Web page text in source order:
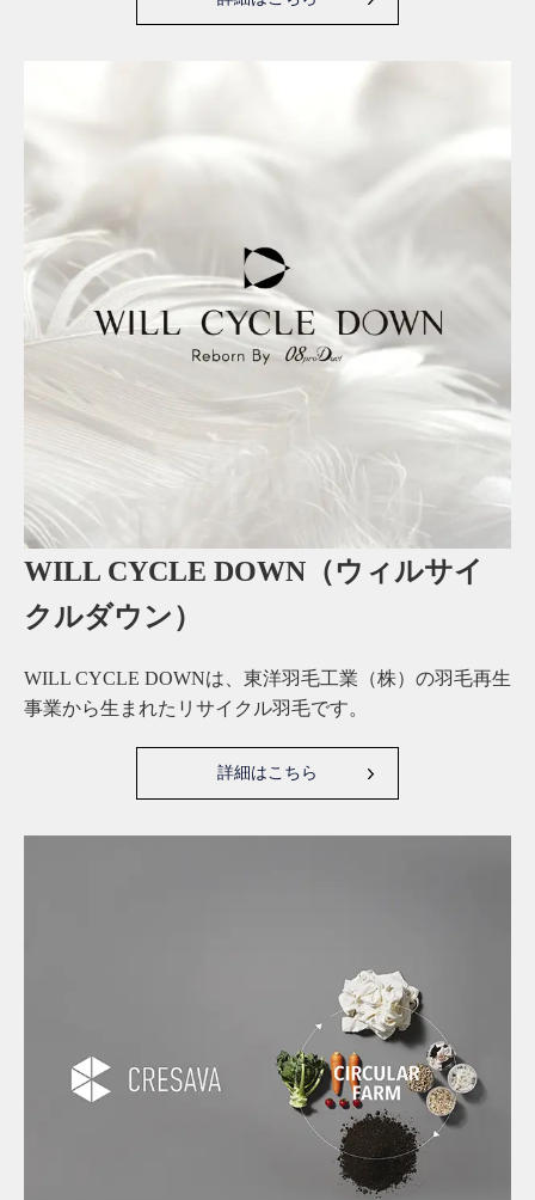
WILL CYCLE DOWN（ウィルサイ
クルダウン）
WILL CYCLE DOWNは、東洋羽毛工業（株）の羽毛再生
事業から生まれたリサイクル羽毛です。
詳細はこちら